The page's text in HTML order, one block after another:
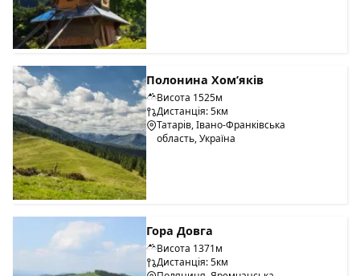
Полонина Хом’яків
Висота 1525м
Дистанція: 5км
Татарів, Івано-Франківська
область, Україна
Гора Довга
Висота 1371м
Дистанція: 5км